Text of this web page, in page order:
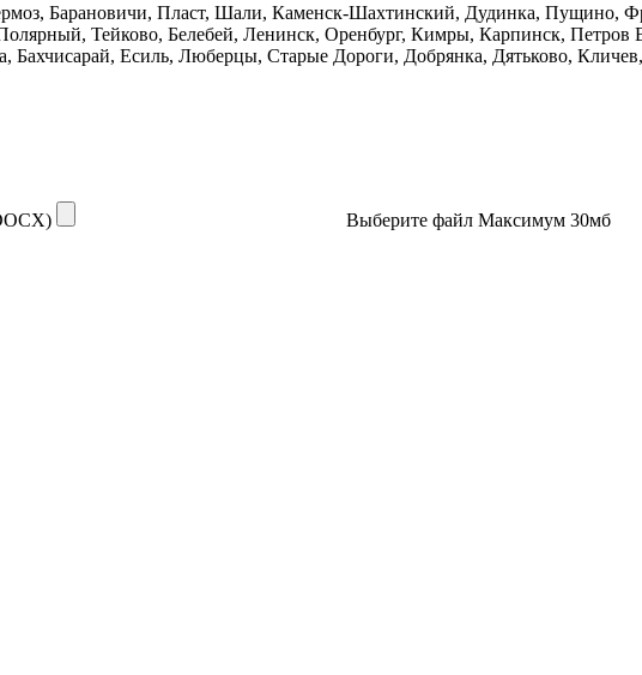
Барановичи, Пласт, Шали, Каменск-Шахтинский, Дудинка, Пущино,
Тейково, Белебей, Ленинск, Оренбург, Кимры, Карпинск, Петров
Есиль, Люберцы, Старые Дороги, Добрянка, Дятьково,
Выберите файл Максимум 30мб